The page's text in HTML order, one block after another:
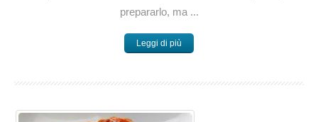
prepararlo, ma ...
Leggi di più